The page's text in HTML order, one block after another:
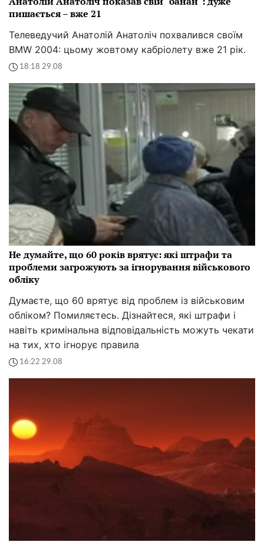
пишається – вже 21
Телеведучий Анатолій Анатоліч похвалився своїм
BMW 2004: цьому жовтому кабріолету вже 21 рік.
18:18 29.08
Не думайте, що 60 років врятує: які штрафи та
проблеми загрожують за ігнорування військового
обліку
Думаєте, що 60 врятує від проблем із військовим
обліком? Помиляєтесь. Дізнайтеся, які штрафи і
навіть кримінальна відповідальність можуть чекати
на тих, хто ігнорує правила
16:22 29.08